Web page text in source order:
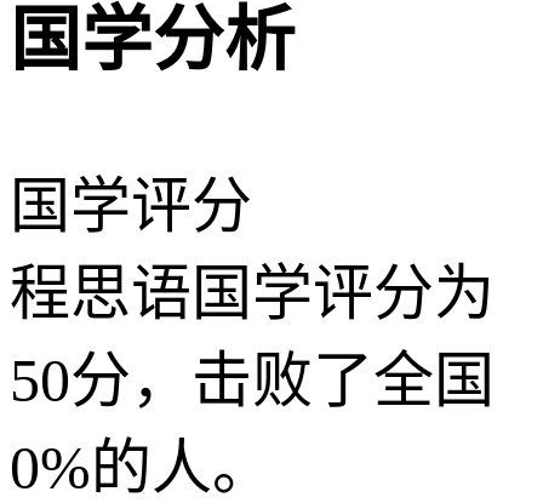
国学分析
国学评分
程思语国学评分为
50分，击败了全国
0%的人。